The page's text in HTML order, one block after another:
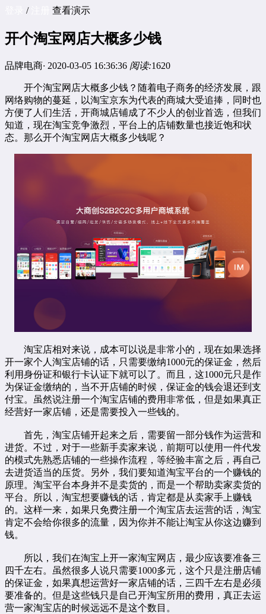
/注册 查看演示
开个淘宝网店大概多少钱
品牌电商· 2020-03-05 16:36:36 阅读:1620
开个淘宝网店大概多少钱？随着电子商务的经济发展，跟
网络购物的蔓延，以淘宝京东为代表的商城大受追捧，同时也
方便了人们生活，开商城店铺成了不少人的创业首选，但我们
知道，现在淘宝竞争激烈，平台上的店铺数量也接近饱和状
态。那么开个淘宝网店大概多少钱呢？
淘宝店相对来说，成本可以说是非常小的，现在如果选择
开一家个人淘宝店铺的话，只需要缴纳1000元的保证金，然后
利用身份证和银行卡认证下就可以了。而且，这1000元只是作
为保证金缴纳的，当不开店铺的时候，保证金的钱会退还到支
付宝。虽然说注册一个淘宝店铺的费用非常低，但是如果真正
经营好一家店铺，还是需要投入一些钱的。
首先，淘宝店铺开起来之后，需要留一部分钱作为运营和
进货。不过，对于一些新手卖家来说，前期可以使用一件代发
的模式先熟悉店铺的一些操作流程，等经验丰富之后，再自己
去进货适当的压货。另外，我们要知道淘宝平台的一个赚钱的
原理。淘宝平台本身并不是卖货的，而是一个帮助卖家卖货的
平台。所以，淘宝想要赚钱的话，肯定都是从卖家手上赚钱
的。这样一来，如果只免费注册一个淘宝店去运营的话，淘宝
肯定不会给你很多的流量，因为你并不能让淘宝从你这边赚到
钱。
所以，我们在淘宝上开一家淘宝网店，最少应该要准备三
四千左右。虽然很多人说只需要1000多元，这个只是注册店铺
的保证金，如果真想运营好一家店铺的话，三四千左右是必须
要准备的。但是这些钱只是自己开淘宝所用的费用，真正去运
营一家淘宝店的时候远远不是这个数目。